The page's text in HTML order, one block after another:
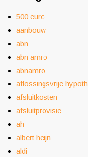
500 euro
aanbouw
abn
abn amro
abnamro
aflossingsvrije
afsluitkosten
afsluitprovisie
ah
albert heijn
aldi